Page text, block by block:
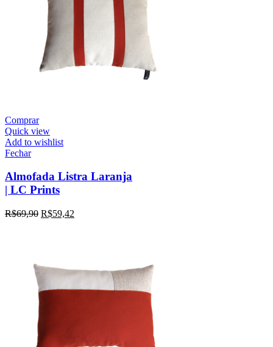
Comprar
Quick view
Add to wishlist
Fechar
Almofada Listra Laranja
| LC Prints
R$69,90 R$59,42